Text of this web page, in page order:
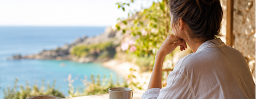
cancer gestion douleur
Douleur physique Douleur mentale Douleur émotionnelle